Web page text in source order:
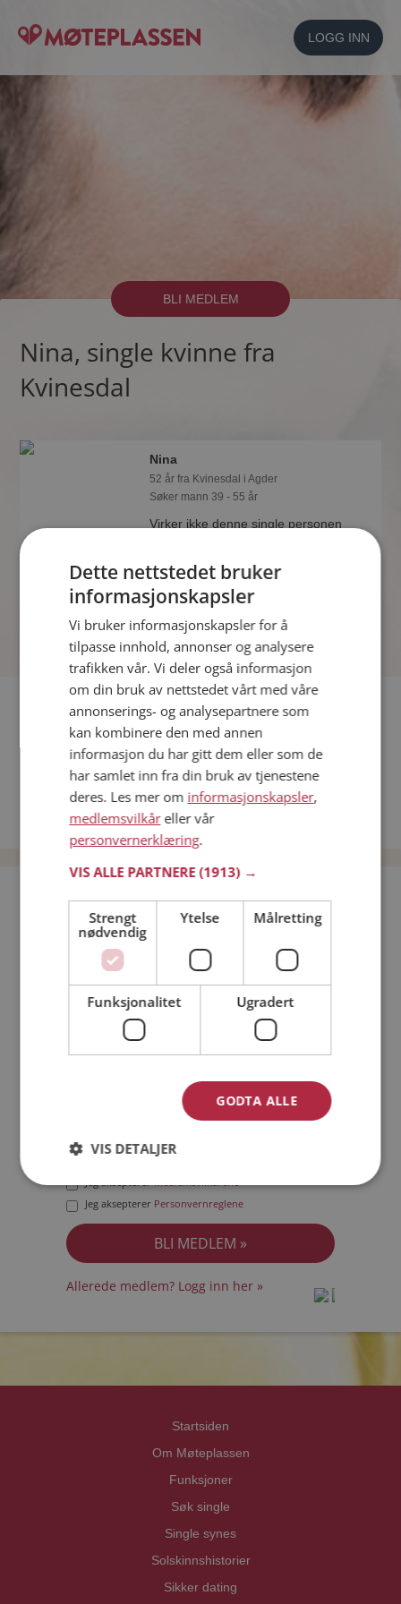
LOGG INN
BLI MEDLEM
Nina, single kvinne fra
Kvinesdal
Nina
52 år fra Kvinesdal i Agder
Søker mann 39 - 55 år
Virker ikke denne single personen
finne ut alt om Nina.
Fler single
Flere singlekvinner fra Kvinesdal :Tory ,Nadezhda,Monica
Menn fra Kvinesdal
Date kvinner i Norge
Date menn i Norge
Bli medlem gratis!
Jeg er en: Mann Kvinne
Min alder:
Jeg akseptererMedlemsvilkårene
Jeg aksepterer Personvernreglene
Allerede medlem? Logg inn her »
Startsiden
Om Møteplassen
Funksjoner
Søk single
Single synes
Solskinnshistorier
Sikker dating
Dette nettstedet bruker
informasjonskapsler
Vi bruker informasjonskapsler for å
tilpasse innhold, annonser og analysere
trafikken vår. Vi deler også informasjon
om din bruk av nettstedet vårt med våre
annonserings- og analysepartnere som
kan kombinere den med annen
informasjon du har gitt dem eller som de
har samlet inn fra din bruk av tjenestene
deres. Les mer om informasjonskapsler,
medlemsvilkåreller vår
personvernerklæring.
VIS ALLE PARTNERE(1913) →
Strengt
nødvendig
Ytelse Målretting
Funksjonalitet Ugradert
GODTA ALLE
VIS DETALJER